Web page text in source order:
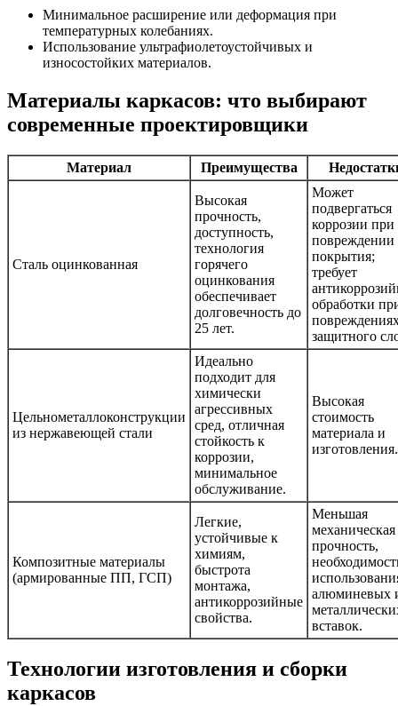
Минимальное расширение или деформация при
температурных колебаниях.
Использование ультрафиолетоустойчивых и
износостойких материалов.
Материалы каркасов: что выбирают
современные проектировщики
Материал Преимущества
Сталь оцинкованная
Высокая
прочность,
доступность,
технология
горячего
оцинкования
обеспечивает
долговечность до
25 лет.
Может
подвергаться
коррозии при
повреждении
покрытия;
требует
обработки
защитного
Цельнометаллоконструкции
из нержавеющей стали
Идеально
подходит для
химически
агрессивных
сред, отличная
стойкость к
коррозии,
минимальное
обслуживание.
Высокая
стоимость
материала и
изготовления.
Композитные материалы
(армированные ПП, ГСП)
Легкие,
устойчивые к
химиям,
быстрота
монтажа,
антикоррозийные
свойства.
Меньшая
механическая
прочность,
алюминевых
вставок.
Технологии изготовления и сборки
каркасов